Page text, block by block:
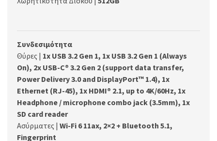
Συνδεσιμότητα
Θύρες | 1x USB 3.2 Gen 1, 1x USB 3.2 Gen 1 (Always
On), 2x USB-C® 3.2 Gen 2 (support data transfer,
Power Delivery 3.0 and DisplayPort™ 1.4), 1x
Ethernet (RJ-45), 1x HDMI® 2.1, up to 4K/60Hz, 1x
Headphone / microphone combo jack (3.5mm), 1x
SD card reader
Ασύρματες | Wi-Fi 6 11ax, 2×2 + Bluetooth 5.1,
Fingerprint